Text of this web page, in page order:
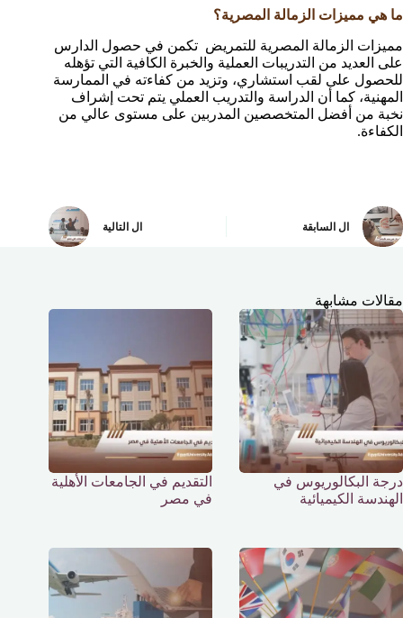
ما هي مميزات الزمالة المصرية؟
مميزات الزمالة المصرية للتمريض تكمن في حصول الدارس
على العديد من التدريبات العملية والخبرة الكافية التي تؤهله
للحصول على لقب استشاري، وتزيد من كفاءته في الممارسة
المهنية، كما أن الدراسة والتدريب العملي يتم تحت إشراف
نخبة من أفضل المتخصصين المدربين على مستوى عالي من
الكفاءة.
ال السابقة ال التالية
مقالات مشابهة
درجة البكالوريوس في
الهندسة الكيميائية
التقديم في الجامعات الأهلية
في مصر